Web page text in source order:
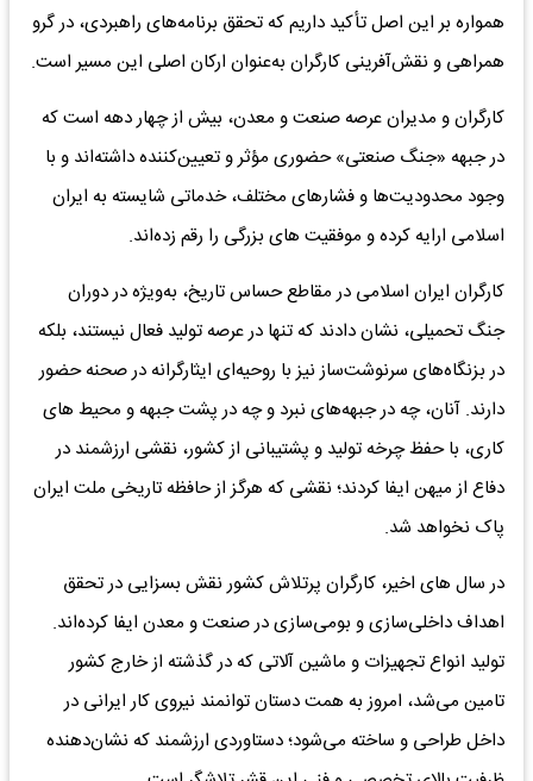
همواره بر این اصل تأکید داریم که تحقق برنامه‌های راهبردی، در گرو
همراهی و نقش‌آفرینی کارگران به‌عنوان ارکان اصلی این مسیر است.
کارگران و مدیران عرصه صنعت و معدن، بیش از چهار دهه است که
در جبهه «جنگ صنعتی» حضوری مؤثر و تعیین‌کننده داشته‌اند و با
وجود محدودیت‌ها و فشارهای مختلف، خدماتی شایسته به ایران
اسلامی ارایه کرده و موفقیت‌ های بزرگی را رقم زده‌اند.
کارگران ایران اسلامی در مقاطع حساس تاریخ، به‌ویژه در دوران
جنگ تحمیلی، نشان دادند که تنها در عرصه تولید فعال نیستند، بلکه
در بزنگاه‌های سرنوشت‌ساز نیز با روحیه‌ای ایثارگرانه در صحنه حضور
دارند. آنان، چه در جبهه‌های نبرد و چه در پشت جبهه و محیط‌ های
کاری، با حفظ چرخه تولید و پشتیبانی از کشور، نقشی ارزشمند در
دفاع از میهن ایفا کردند؛ نقشی که هرگز از حافظه تاریخی ملت ایران
پاک نخواهد شد.
در سال‌ های اخیر، کارگران پرتلاش کشور نقش بسزایی در تحقق
اهداف داخلی‌سازی و بومی‌سازی در صنعت و معدن ایفا کرده‌اند.
تولید انواع تجهیزات و ماشین‌ آلاتی که در گذشته از خارج کشور
تامین می‌شد، امروز به همت دستان توانمند نیروی کار ایرانی در
داخل طراحی و ساخته می‌شود؛ دستاوردی ارزشمند که نشان‌دهنده